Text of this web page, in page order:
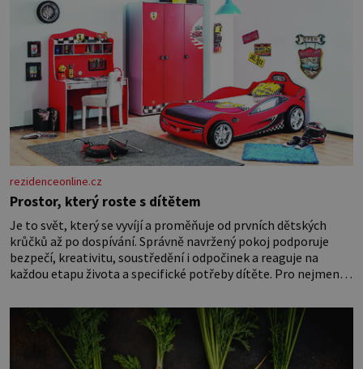
rezidenceonline.cz
Prostor, který roste s dítětem
Je to svět, který se vyvíjí a proměňuje od prvních dětských
krůčků až po dospívání. Správně navržený pokoj podporuje
bezpečí, kreativitu, soustředění i odpočinek a reaguje na
každou etapu života a specifické potřeby dítěte. Pro nejmenší
miminka měl působit především klidně a útulně. Předškolní
věk je